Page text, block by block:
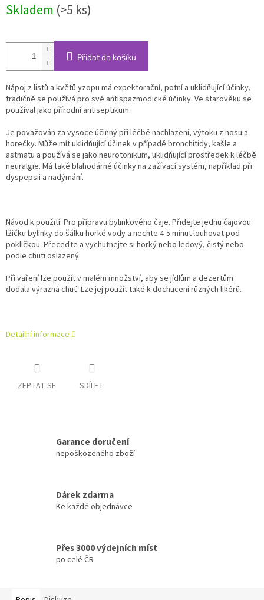
cena:
Skladem (>5 ks)
Přidat do košíku
Nápoj z listů a květů yzopu má expektorační, potní a uklidňující účinky,
tradičně se používá pro své antispazmodické účinky. Ve starověku se
používal jako přírodní antiseptikum.
Je považován za vysoce účinný při léčbě nachlazení, výtoku z nosu a
horečky. Může mít uklidňující účinek v případě bronchitidy, kašle a
astmatu a používá se jako neurotonikum, uklidňující prostředek k léčbě
neuralgie. Má také blahodárné účinky na zažívací systém, například při
dyspepsii a nadýmání.
Návod k použití: Pro přípravu bylinkového čaje. Přidejte jednu čajovou
lžičku bylinky do šálku horké vody a nechte 4-5 minut louhovat pod
pokličkou. Přeceďte a vychutnejte si horký nebo ledový, čistý nebo
podle chuti oslazený.
Při vaření lze použít v malém množství, aby se jídlům a dezertům
dodala výrazná chuť. Lze jej použít také k dochucení různých likérů.
Detailní informace
ZEPTAT SE SDÍLET
Garance doručení
nepoškozeného zboží
Dárek zdarma
Ke každé objednávce
Přes 3000 výdejních míst
po celé ČR